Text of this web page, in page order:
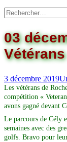
03
3 décembre 2019
Les vétérans de
compétition «
avons gagné devant
Le parcours de Cély
semaines avec des
golfs. Bravo pour